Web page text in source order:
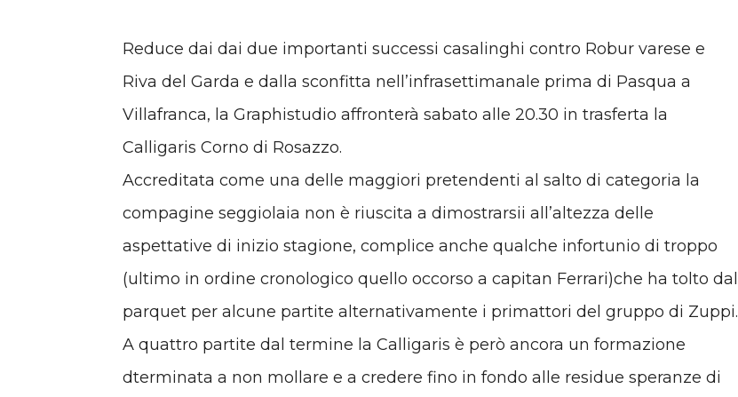
Reduce dai dai due importanti successi casalinghi contro Robur varese e
Riva del Garda e dalla sconfitta nell’infrasettimanale prima di Pasqua a
Villafranca, la Graphistudio affronterà sabato alle 20.30 in trasferta la
Calligaris Corno di Rosazzo.
Accreditata come una delle maggiori pretendenti al salto di categoria la
compagine seggiolaia non è riuscita a dimostrarsii all’altezza delle
aspettative di inizio stagione, complice anche qualche infortunio di troppo
(ultimo in ordine cronologico quello occorso a capitan Ferrari)che ha tolto dal
parquet per alcune partite alternativamente i primattori del gruppo di Zuppi.
A quattro partite dal termine la Calligaris è però ancora un formazione
dterminata a non mollare e a credere fino in fondo alle residue speranze di